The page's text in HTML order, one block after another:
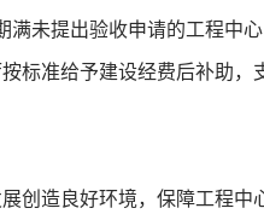
未提出验收申请的工程中心
标准给予建设经费后补助，
创造良好环境，保障工程中